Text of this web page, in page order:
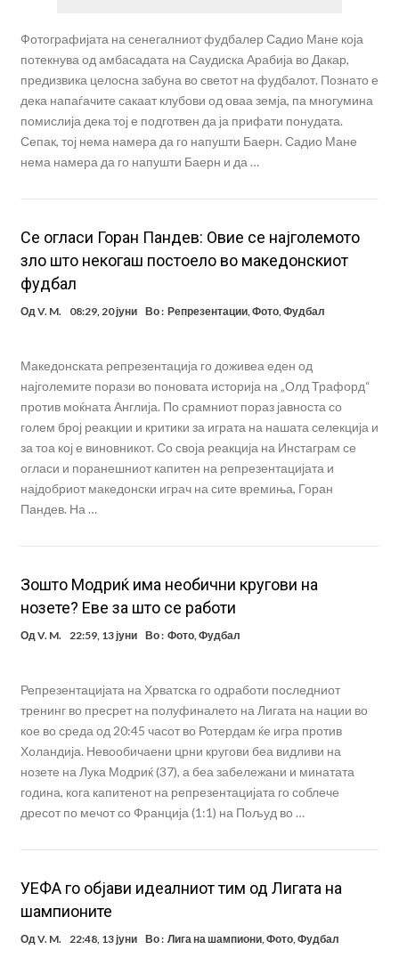
Фотографијата на сенегалниот фудбалер Садио Мане која
потекнува од амбасадата на Саудиска Арабија во Дакар,
предизвика целосна забуна во светот на фудбалот. Познато е
дека напаѓачите сакаат клубови од оваа земја, па многумина
помислија дека тој е подготвен да ја прифати понудата.
Сепак, тој нема намера да го напушти Баерн. Садио Мане
нема намера да го напушти Баерн и да …
Се огласи Горан Пандев: Овие се најголемото
зло што некогаш постоело во македонскиот
фудбал
ОдV. M. 08:29, 20 јуни Во : Репрезентации,Фото,Фудбал
Македонската репрезентација го доживеа еден од
најголемите порази во поновата историја на „Олд Трафорд“
против моќната Англија. По срамниот пораз јавноста со
голем број реакции и критики за играта на нашата селекција и
за тоа кој е виновникот. Со своја реакција на Инстаграм се
огласи и поранешниот капитен на репрезентацијата и
најдобриот македонски играч на сите времиња, Горан
Пандев. На …
Зошто Модриќ има необични кругови на
нозете? Еве за што се работи
ОдV. M. 22:59, 13 јуни Во : Фото,Фудбал
Репрезентацијата на Хрватска го одработи последниот
тренинг во пресрет на полуфиналето на Лигата на нации во
кое во среда од 20:45 часот во Ротердам ќе игра против
Холандија. Невообичаени црни кругови беа видливи на
нозете на Лука Модриќ (37), а беа забележани и минатата
година, кога капитенот на репрезентацијата го соблече
дресот по мечот со Франција (1:1) на Пољуд во …
УЕФА го објави идеалниот тим од Лигата на
шампионите
ОдV. M. 22:48, 13 јуни Во : Лига на шампиони,Фото,Фудбал